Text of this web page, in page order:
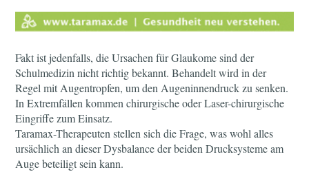
Fakt ist jedenfalls, die Ursachen für Glaukome sind der
Schulmedizin nicht richtig bekannt. Behandelt wird in der
Regel mit Augentropfen, um den Augeninnendruck zu senken.
In Extremfällen kommen chirurgische oder Laser-chirurgische
Eingriffe zum Einsatz.
Taramax-Therapeuten stellen sich die Frage, was wohl alles
ursächlich an dieser Dysbalance der beiden Drucksysteme am
Auge beteiligt sein kann.